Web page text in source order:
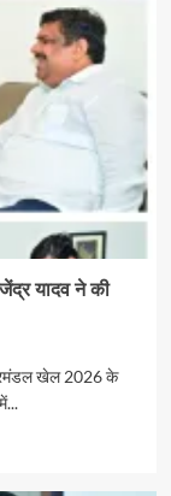
यादव ने की
खेल 2026 के